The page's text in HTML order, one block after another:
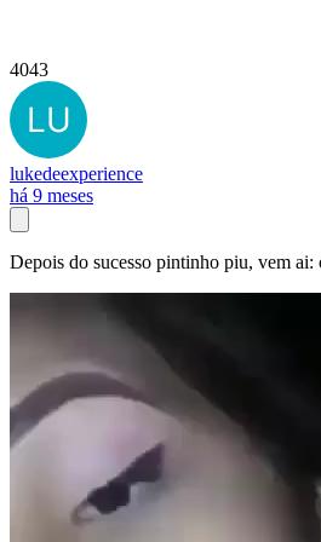
4043
lukedeexperience
há 9 meses
Depois do sucesso pintinho piu, vem